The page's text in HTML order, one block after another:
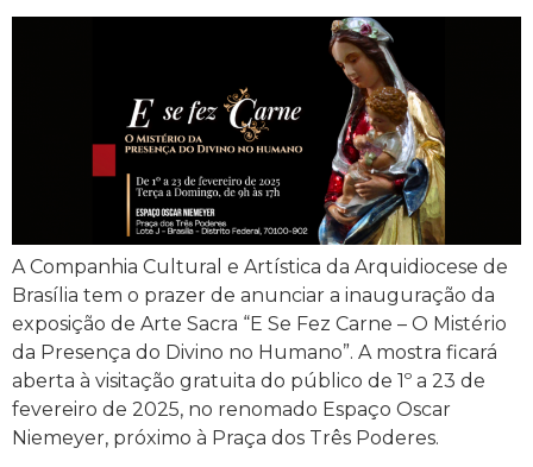
A Companhia Cultural e Artística da Arquidiocese de
Brasília tem o prazer de anunciar a inauguração da
exposição de Arte Sacra “E Se Fez Carne – O Mistério
da Presença do Divino no Humano”. A mostra ficará
aberta à visitação gratuita do público de 1º a 23 de
fevereiro de 2025, no renomado Espaço Oscar
Niemeyer, próximo à Praça dos Três Poderes.